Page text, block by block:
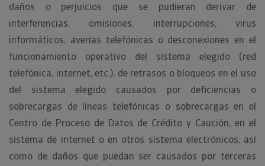
daños o perjuicios que se pudieran derivar de
interferencias, omisiones, interrupciones, virus
informáticos, averías telefónicas o desconexiones en el
funcionamiento operativo del sistema elegido (red
telefónica, internet, etc.), de retrasos o bloqueos en el uso
del sistema elegido causados por deficiencias o
sobrecargas de líneas telefónicas o sobrecargas en el
Centro de Proceso de Datos de Crédito y Caución, en el
sistema de internet o en otros sistema electrónicos, así
como de daños que puedan ser causados por terceras